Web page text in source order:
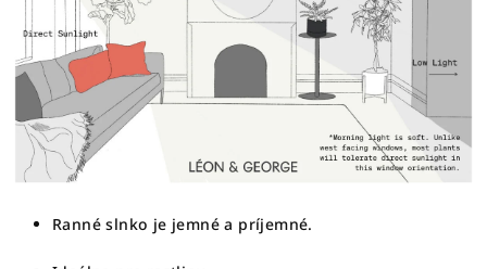
Ranné slnko je jemné a príjemné.